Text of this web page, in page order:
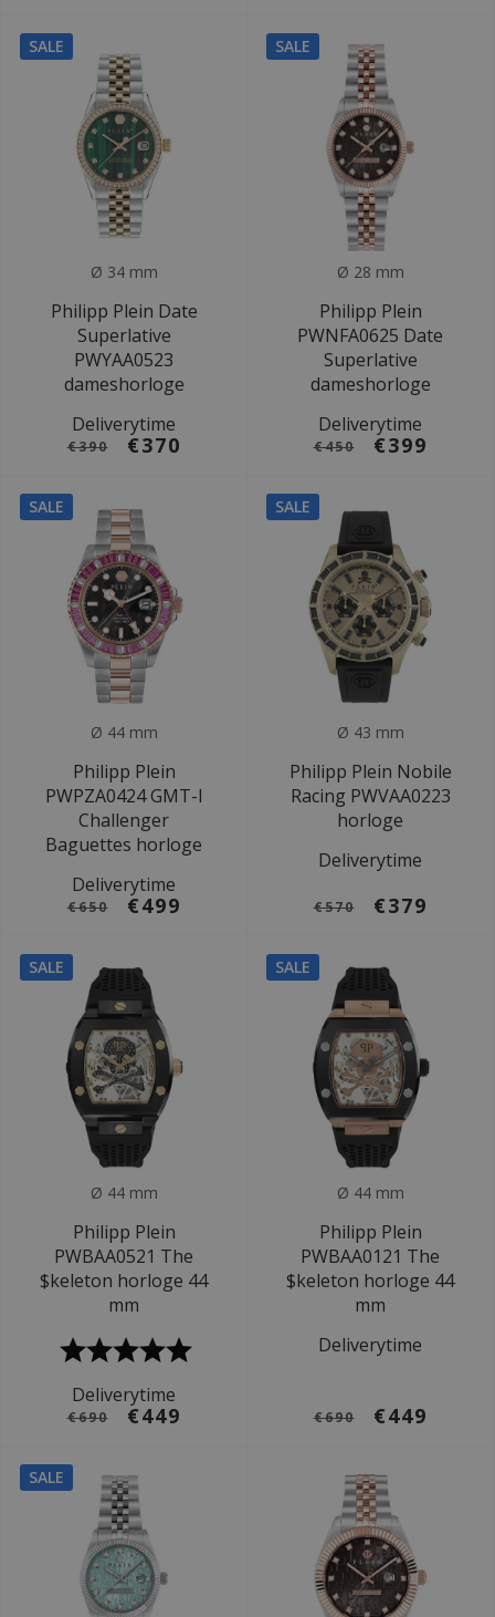
SALE
Ø 34 mm
Philipp Plein Date
Superlative
PWYAA0523
dameshorloge
Deliverytime
€390 €370
SALE
Ø 28 mm
Philipp Plein
PWNFA0625 Date
Superlative
dameshorloge
Deliverytime
€450 €399
SALE
Ø 44 mm
Philipp Plein
PWPZA0424 GMT-I
Challenger
Baguettes horloge
Deliverytime
€650 €499
SALE
Ø 43 mm
Philipp Plein Nobile
Racing PWVAA0223
horloge
Deliverytime
€570 €379
SALE
Ø 44 mm
Philipp Plein
PWBAA0521 The
$keleton horloge 44
mm
Deliverytime
€690 €449
SALE
Ø 44 mm
Philipp Plein
PWBAA0121 The
$keleton horloge 44
mm
Deliverytime
€690 €449
SALE